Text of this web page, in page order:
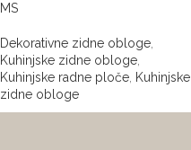
MS
Dekorativne zidne obloge
Kuhinjske zidne obloge
Kuhinjske radne ploče Kuhinjske
zidne obloge